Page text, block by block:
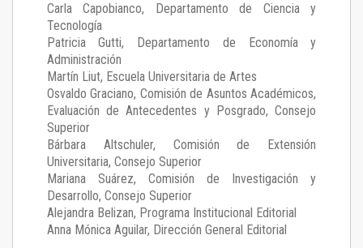
Carla Capobianco, Departamento de Ciencia y
Tecnología
Patricia Gutti, Departamento de Economía y
Administración
Martín Liut, Escuela Universitaria de Artes
Osvaldo Graciano, Comisión de Asuntos Académicos,
Evaluación de Antecedentes y Posgrado, Consejo
Superior
Bárbara Altschuler, Comisión de Extensión
Universitaria, Consejo Superior
Mariana Suárez, Comisión de Investigación y
Desarrollo, Consejo Superior
Alejandra Belizan, Programa Institucional Editorial
Anna Mónica Aguilar, Dirección General Editorial